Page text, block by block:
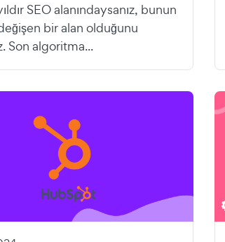
SEO alanındaysanız, bunun
bir alan olduğunu
Son algoritma...